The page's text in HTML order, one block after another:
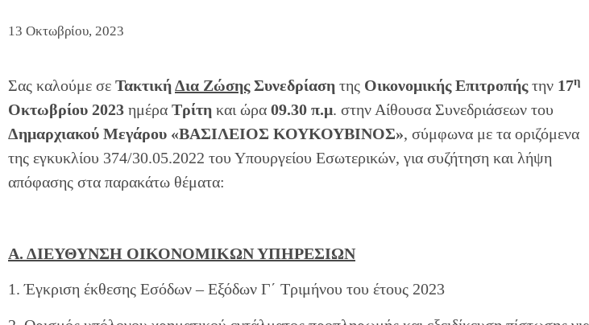
13 Οκτωβρίου, 2023
Σας καλούμε σε ΤακτικήΔια ΖώσηςΣυνεδρίαση της Οικονομικής Επιτροπήςτην 17η
Οκτωβρίου 2023 ημέρα Τρίτη και ώρα 09.30 π.μ. στην Αίθουσα Συνεδριάσεων του
Δημαρχιακού Μεγάρου «ΒΑΣΙΛΕΙΟΣ ΚΟΥΚΟΥΒΙΝΟΣ», σύμφωνα με τα οριζόμενα
της εγκυκλίου 374/30.05.2022 του Υπουργείου Εσωτερικών, για συζήτηση και λήψη
απόφασης στα παρακάτω θέματα:
Α. ΔΙΕΥΘΥΝΣΗ ΟΙΚΟΝΟΜΙΚΩΝ ΥΠΗΡΕΣΙΩΝ
1. Έγκριση έκθεσης Εσόδων – Εξόδων Γ΄ Τριμήνου του έτους 2023